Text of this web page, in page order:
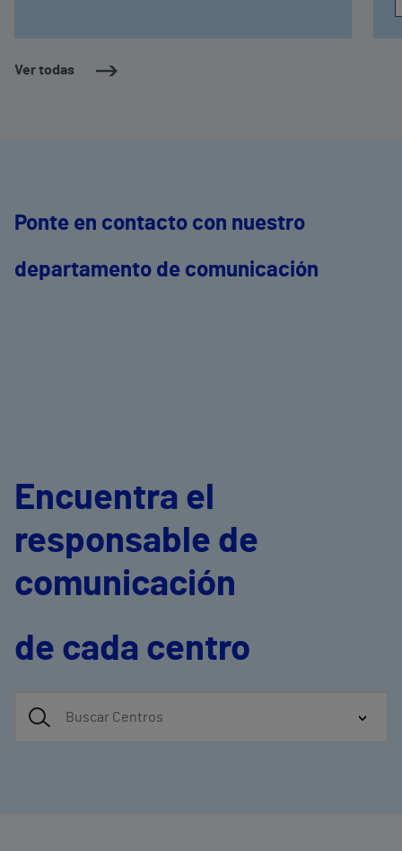
Ver todas
Ponte en contacto con nuestro
departamento de comunicación
Encuentra el
responsable de
comunicación
de cada centro